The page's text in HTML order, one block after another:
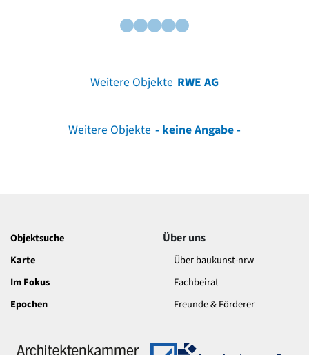
Weitere Objekte RWE AG
Weitere Objekte - keine Angabe -
Objektsuche
Karte
Im Fokus
Epochen
Über uns
Über baukunst-nrw
Fachbeirat
Freunde & Förderer